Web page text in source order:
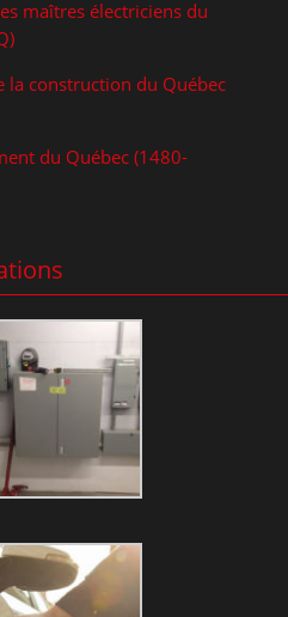
maîtres électriciens du
la construction du Québec
du Québec (1480-